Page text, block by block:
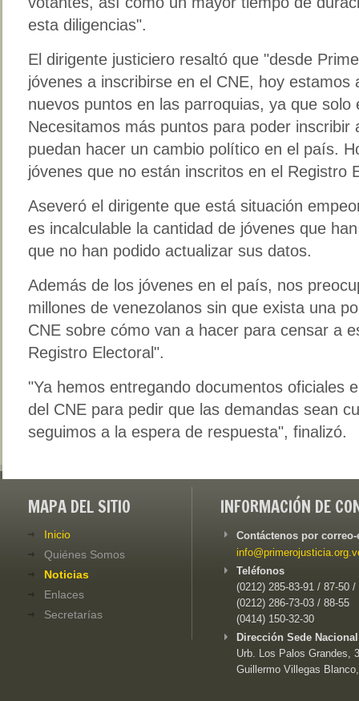
esta diligencias".
El dirigente justiciero resaltó que "desde
jóvenes a inscribirse en el CNE, hoy estamos
nuevos puntos en las parroquias, ya que solo
Necesitamos más puntos para poder inscribir
puedan hacer un cambio político en el país.
jóvenes que no están inscritos en el Registro
Aseveró el dirigente que está situación
es incalculable la cantidad de jóvenes que
que no han podido actualizar sus datos.
Además de los jóvenes en el país, nos
millones de venezolanos sin que exista una
CNE sobre cómo van a hacer para censar a
Registro Electoral".
"Ya hemos entregando documentos oficiales
del CNE para pedir que las demandas sean
seguimos a la espera de respuesta", finalizó.
MAPA DEL SITIO
Inicio
Quiénes Somos
Noticias
Enlaces
Secretarías
INFORMACIÓN DE
Contáctenos por
Teléfonos
(0212) 285-83-91 / 87-50 /
(0212) 286-73-03 / 88-55
(0414) 150-32-30
Dirección Sede
Urb. Los Palos Grandes,
Guillermo Villegas